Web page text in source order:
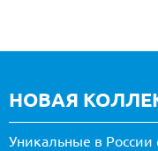
НОВАЯ
Уникальные в России